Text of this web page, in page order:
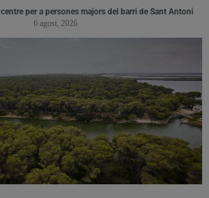
per a persones majors del barri de Sant Antoni
6 agost, 2026